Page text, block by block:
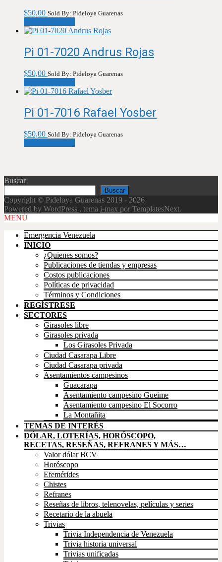
$50,00 Sold By: Pideloya Guarenas
Pi 01-7020 Andrus Rojas
$50,00 Sold By: Pideloya Guarenas
Pi 01-7016 Rafael Yosber
$50,00 Sold By: Pideloya Guarenas
Buscar
Buscar
Copyright © Pideloya Guarenas 2019 - 2026
Powered by WordPress , tema i-max por TemplatesNext.
Scroll
MENÚ
Emergencia Venezuela
INICIO
¿Quienes somos?
Publicaciones de tiendas y empresas
Costos publicaciones
Políticas de privacidad
Términos y Condiciones
REGÍSTRESE
SECTORES
Girasoles libre
Girasoles privada
Los Girasoles Privada
Ciudad Casarapa Libre
Ciudad Casarapa privada
Asentamientos campesinos
Guacarapa
Asentamiento campesino Gueime
Asentamiento campesino El Socorro
La Montañita
TEMAS DE INTERÉS
DÓLAR, LOTERÍAS, HORÓSCOPO,
RECETAS, RESEÑAS, REFRANES Y MÁS…
Valor dólar BCV
Horóscopo
Efemérides
Chistes
Refranes
Reseñas de libros, telenovelas, películas y series
Recetario de la abuela
Trivias
Trivia Independencia de Venezuela
Trivia historia universal
Trivias unificadas